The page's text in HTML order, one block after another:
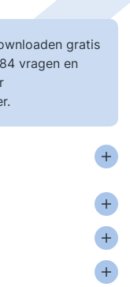
gratis
vragen en